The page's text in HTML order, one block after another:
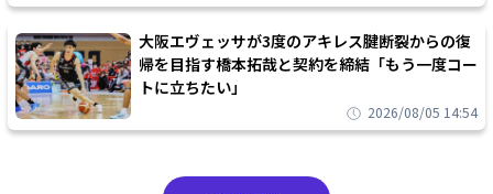
大阪エヴェッサが3度のアキレス腱断裂からの復
帰を目指す橋本拓哉と契約を締結「もう一度コー
トに立ちたい」
2026/08/05 14:54